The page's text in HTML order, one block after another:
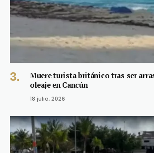
Muere turista británico tras ser
oleaje en Cancún
18 julio, 2026